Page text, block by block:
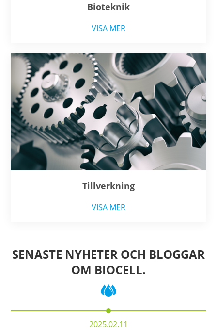
Bioteknik
VISA MER
Tillverkning
VISA MER
SENASTE NYHETER OCH BLOGGAR
OM BIOCELL.
2025.02.11